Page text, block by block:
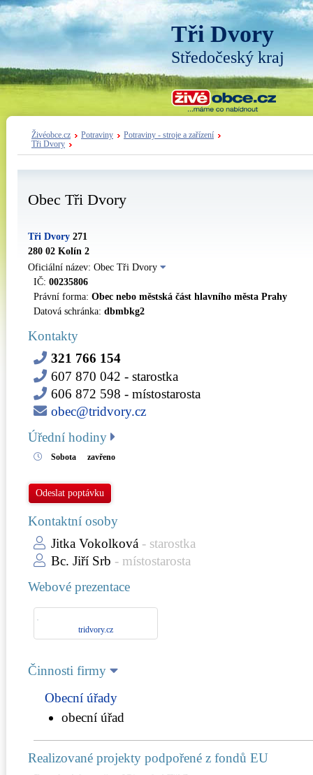
Tři Dvory
Středočeský kraj
Živéobce.cz Potraviny
Potraviny - stroje a zařízení
Tři Dvory
Obec Tři Dvory
Tři Dvory 271
280 02 Kolín 2
Oficiální název: Obec Tři Dvory
IČ: 00235806
Právní forma: Obec nebo městská část hlavního města Prahy
Datová schránka: dbmbkg2
Kontakty
321 766 154
607 870 042 - starostka
606 872 598 - místostarosta
obec@tridvory.cz
Úřední hodiny
Sobota zavřeno
Odeslat poptávku
Kontaktní osoby
Jitka Vokolková - starostka
Bc. Jiří Srb - místostarosta
Webové prezentace
tridvory.cz
Činnosti firmy
Obecní úřady
obecní úřad
Realizované projekty podpořené z fondů EU